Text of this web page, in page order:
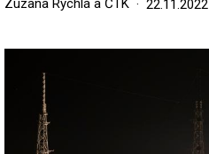
Zuzana Rychlá a ČTK 22.11.2022